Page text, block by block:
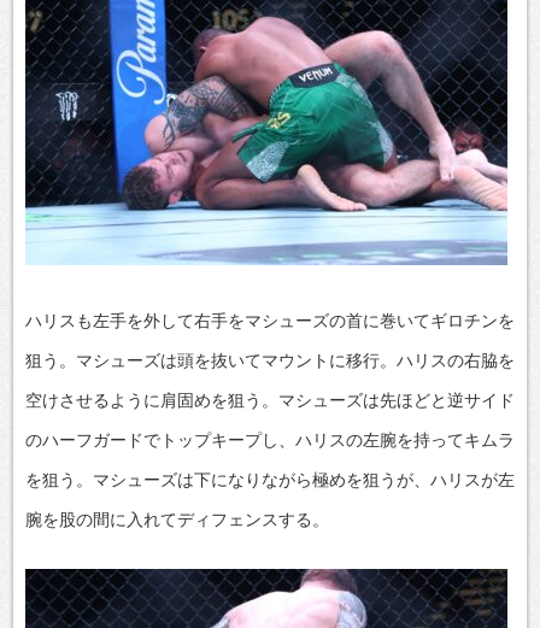
ハリスも左手を外して右手をマシューズの首に巻いてギロチンを
狙う。マシューズは頭を抜いてマウントに移行。ハリスの右脇を
空けさせるように肩固めを狙う。マシューズは先ほどと逆サイド
のハーフガードでトップキープし、ハリスの左腕を持ってキムラ
を狙う。マシューズは下になりながら極めを狙うが、ハリスが左
腕を股の間に入れてディフェンスする。